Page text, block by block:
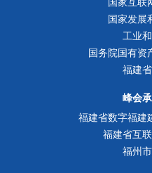
国家互联
国家发展
工业
国务院国有资
福建
峰会
福建省数字福建
福建省互
福州